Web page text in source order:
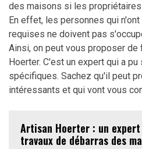
des maisons si les
En effet, les personnes qui
requises ne doivent pas
Ainsi, on peut vous proposer de
Hoerter. C'est un expert qui a
spécifiques. Sachez qu'il peut
intéressants et qui vont vous
Artisan Hoerter : un
travaux de débarras des